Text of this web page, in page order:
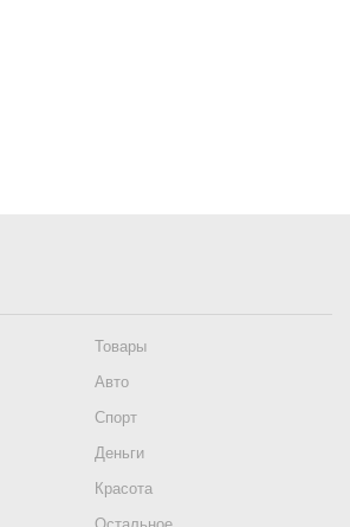
Товары
Авто
Спорт
Деньги
Красота